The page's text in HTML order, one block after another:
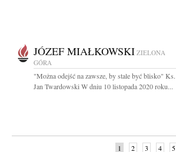
JÓZEF MIAŁKOWSKI ZIELONA
GÓRA
"Można odejść na zawsze, by stale być blisko" Ks.
Jan Twardowski W dniu 10 listopada 2020 roku...
1 2 3 4 5